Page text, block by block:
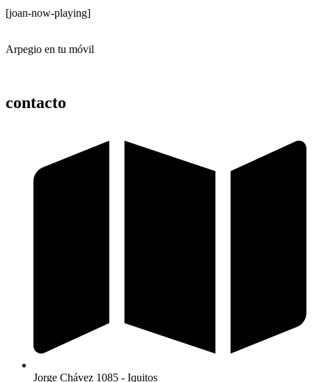
[joan-now-playing]
Arpegio en tu móvil
contacto
Jorge Chávez 1085 - Iquitos